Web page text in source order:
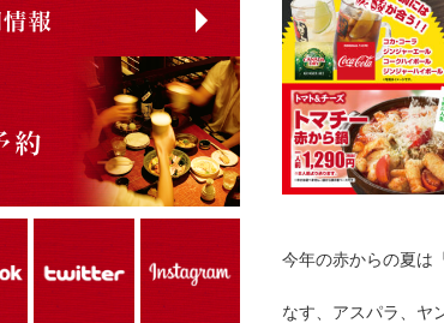
今年の赤からの夏は
なす、アスパラ、ヤ